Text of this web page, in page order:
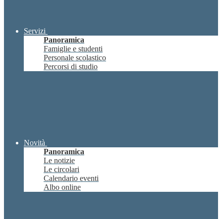
Servizi
Panoramica
Famiglie e studenti
Personale scolastico
Percorsi di studio
Novità
Panoramica
Le notizie
Le circolari
Calendario eventi
Albo online